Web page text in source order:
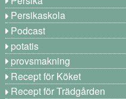
Persikaskola
Podcast
potatis
provsmakning
Recept för Köket
Recept för Trädgården